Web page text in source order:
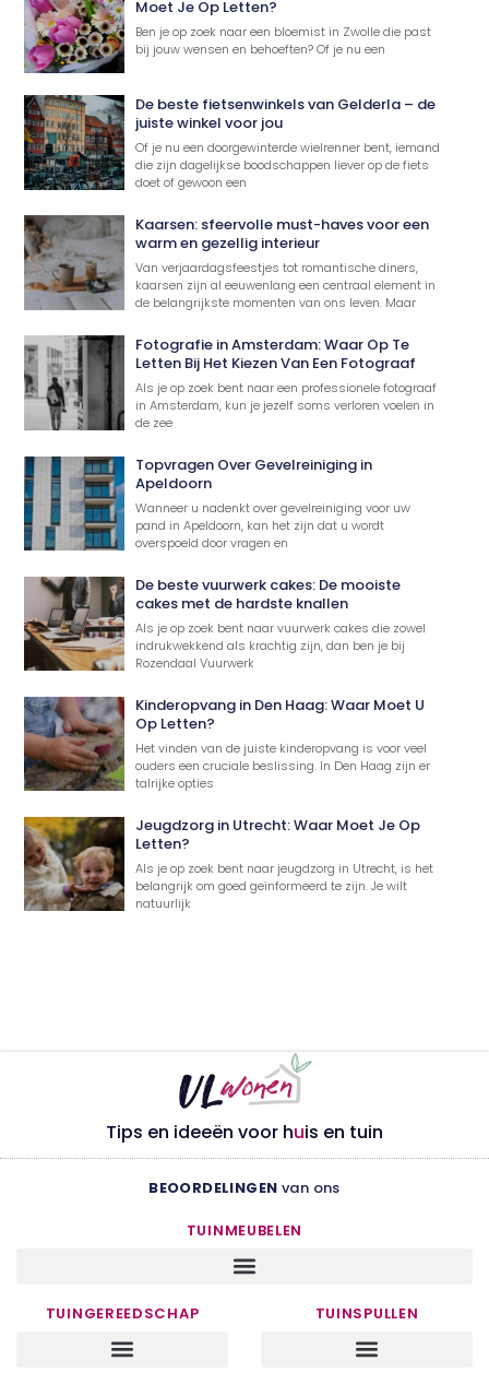
Moet Je Op Letten?
Ben je op zoek naar een bloemist in Zwolle die past
bij jouw wensen en behoeften? Of je nu een
De beste fietsenwinkels van Gelderla – de
juiste winkel voor jou
Of je nu een doorgewinterde wielrenner bent, iemand
die zijn dagelijkse boodschappen liever op de fiets
doet of gewoon een
Kaarsen: sfeervolle must-haves voor een
warm en gezellig interieur
Van verjaardagsfeestjes tot romantische diners,
kaarsen zijn al eeuwenlang een centraal element in
de belangrijkste momenten van ons leven. Maar
Fotografie in Amsterdam: Waar Op Te
Letten Bij Het Kiezen Van Een Fotograaf
Als je op zoek bent naar een professionele fotograaf
in Amsterdam, kun je jezelf soms verloren voelen in
de zee
Topvragen Over Gevelreiniging in
Apeldoorn
Wanneer u nadenkt over gevelreiniging voor uw
pand in Apeldoorn, kan het zijn dat u wordt
overspoeld door vragen en
De beste vuurwerk cakes: De mooiste
cakes met de hardste knallen
Als je op zoek bent naar vuurwerk cakes die zowel
indrukwekkend als krachtig zijn, dan ben je bij
Rozendaal Vuurwerk
Kinderopvang in Den Haag: Waar Moet U
Op Letten?
Het vinden van de juiste kinderopvang is voor veel
ouders een cruciale beslissing. In Den Haag zijn er
talrijke opties
Jeugdzorg in Utrecht: Waar Moet Je Op
Letten?
Als je op zoek bent naar jeugdzorg in Utrecht, is het
belangrijk om goed geïnformeerd te zijn. Je wilt
natuurlijk
Tips en ideeën voor huis en tuin
BEOORDELINGEN van ons
TUINMEUBELEN
TUINGEREEDSCHAP TUINSPULLEN